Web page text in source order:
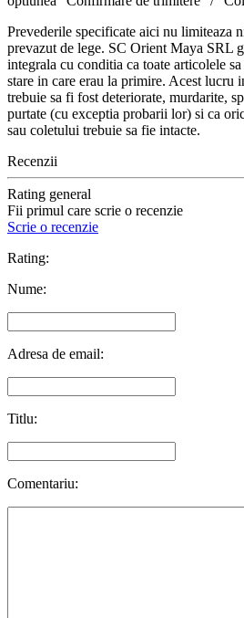
Prevederile specificate aici nu limiteaza
prevazut de lege. SC Orient Maya SRL
integrala cu conditia ca toate articolele
stare in care erau la primire. Acest lucru
trebuie sa fi fost deteriorate, murdarite,
purtate (cu exceptia probarii lor) si ca
sau coletului trebuie sa fie intacte.
Recenzii
Rating general
Fii primul care scrie o recenzie
Scrie o recenzie
Rating:
Nume:
Adresa de email:
Titlu:
Comentariu: